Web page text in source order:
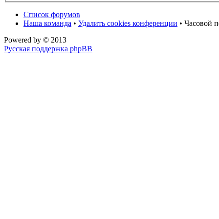
Список форумов
Наша команда • Удалить cookies конференции • Часовой
Powered by © 2013
Русская поддержка phpBB